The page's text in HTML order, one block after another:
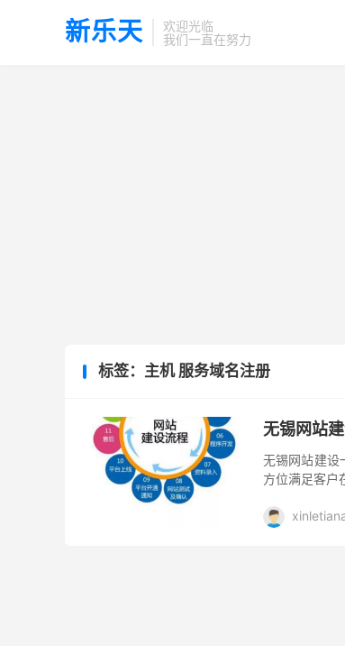
新乐天
欢迎光临
我们一直在努力
标签：主机 服务域名注册
无锡网站
无锡网站建设
方位满足客户